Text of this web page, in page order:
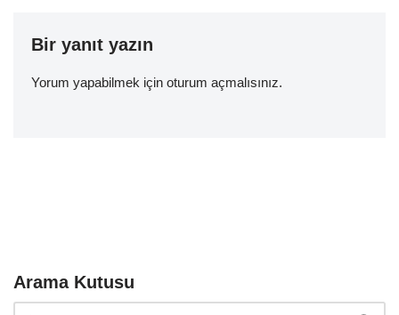
Bir yanıt yazın
Yorum yapabilmek için oturum açmalısınız.
Arama Kutusu